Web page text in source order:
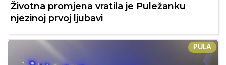
Životna promjena vratila je Puležanku
njezinoj prvoj ljubavi
PULA